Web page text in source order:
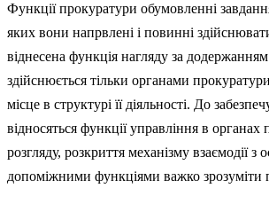
Функції прокуратури обумовленні
яких вони напрвлені і повинні
віднесена функція нагляду за
здійснюється тільки органами
місце в структурі її діяльності. До
відносяться функції управління в органах
розгляду, розкриття механізму взаємодії з
допоміжними функціями важко зрозуміти